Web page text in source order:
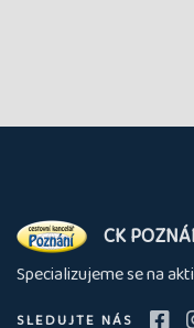
O
nás
CK
Specializujeme se na
SLEDUJTE NÁS